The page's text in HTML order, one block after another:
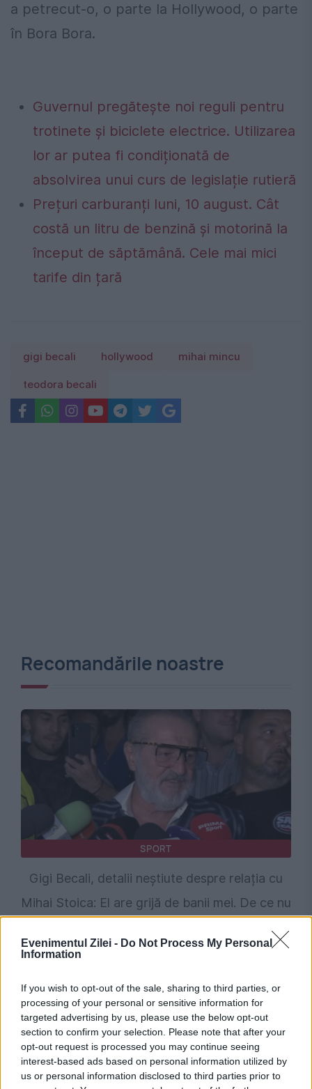
Evenimentul Zilei - Do Not Process My Personal
Information
If you wish to opt-out of the sale, sharing to third parties, or
processing of your personal or sensitive information for
targeted advertising by us, please use the below opt-out
section to confirm your selection. Please note that after your
opt-out request is processed you may continue seeing
interest-based ads based on personal information utilized by
us or personal information disclosed to third parties prior to
a petrecut-o, o parte la Hollywood, o parte
în Bora Bora.
Guvernul pregătește noi reguli pentru
trotinete și biciclete electrice. Utilizarea
lor ar putea fi condiționată de
absolvirea unui curs de legislație rutieră
Prețuri carburanți luni, 10 august. Cât
costă un litru de benzină și motorină la
început de săptămână. Cele mai mici
tarife din țară
gigi becali hollywood mihai mincu
teodora becali
Recomandările noastre
SPORT
Gigi Becali, detalii neștiute despre relația cu
Mihai Stoica: El are grijă de banii mei. De ce nu